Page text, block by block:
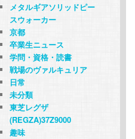
メタルギアソリッドピー
スウォーカー
京都
卒業生ニュース
学問・資格・読書
戦場のヴァルキュリア
日常
未分類
東芝レグザ
(REGZA)37Z9000
趣味